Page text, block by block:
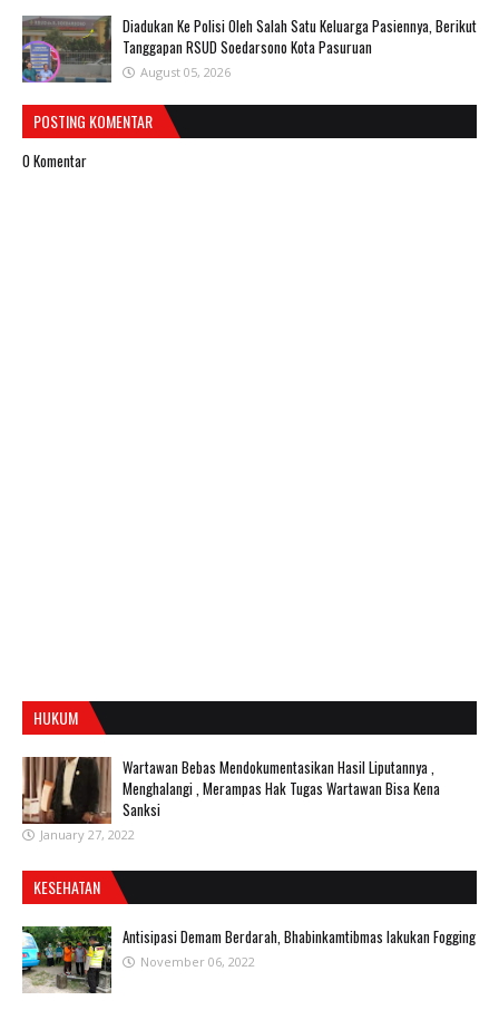
Diadukan Ke Polisi Oleh Salah Satu Keluarga Pasiennya, Berikut
Tanggapan RSUD Soedarsono Kota Pasuruan
August 05, 2026
POSTING KOMENTAR
0 Komentar
HUKUM
Wartawan Bebas Mendokumentasikan Hasil Liputannya ,
Menghalangi , Merampas Hak Tugas Wartawan Bisa Kena
Sanksi
January 27, 2022
KESEHATAN
Antisipasi Demam Berdarah, Bhabinkamtibmas lakukan Fogging
November 06, 2022